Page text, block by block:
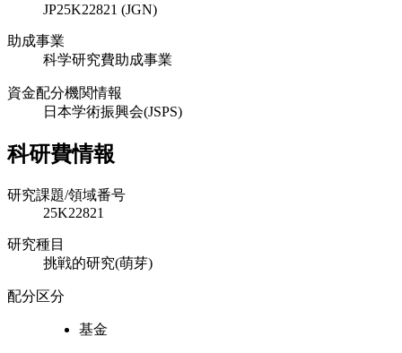
JP25K22821 (JGN)
助成事業
科学研究費助成事業
資金配分機関情報
日本学術振興会(JSPS)
科研費情報
研究課題/領域番号
25K22821
研究種目
挑戦的研究(萌芽)
配分区分
基金